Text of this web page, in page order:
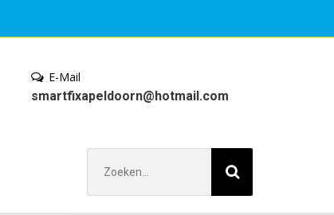
E-Mail
smartfixapeldoorn@hotmail.com
naar: